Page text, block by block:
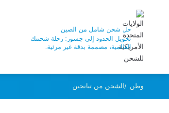
Logistics
حل شحن شامل من الصين
تحويل الحدود إلى جسور: رحلة شحنتك
العالمية، مصممة بدقة غير مرئية.
وطن الشحن من تيانجين